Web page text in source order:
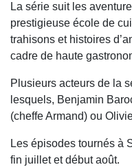
La série suit les
prestigieuse école de
trahisons et histoires
cadre de haute
Plusieurs acteurs de la
lesquels, Benjamin
(cheffe Armand) ou
Les épisodes tournés à
fin juillet et début août.